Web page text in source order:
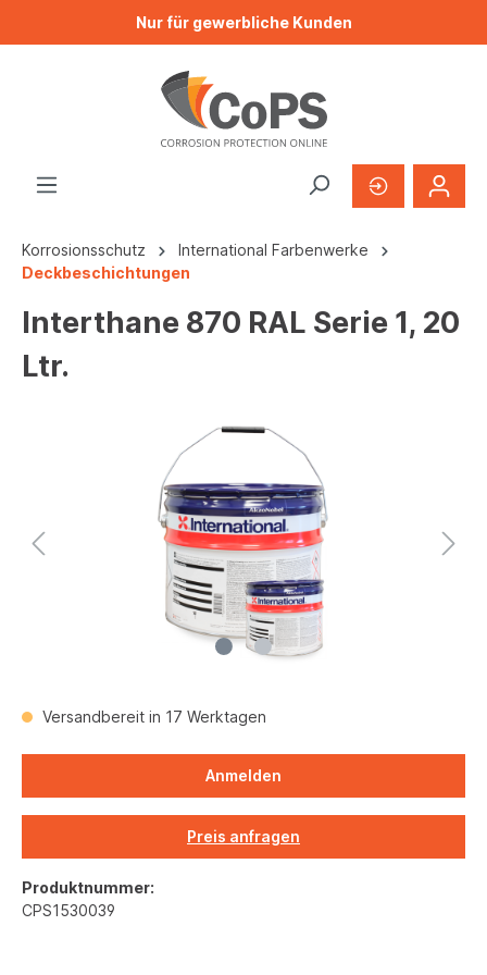
Nur für gewerbliche Kunden
Korrosionsschutz
International Farbenwerke
Deckbeschichtungen
Interthane 870 RAL Serie 1, 20
Ltr.
Versandbereit in 17 Werktagen
Anmelden
Preis anfragen
Produktnummer:
CPS1530039